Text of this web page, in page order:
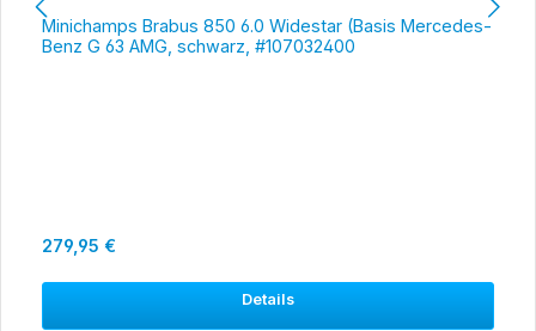
Minichamps Brabus 850 6.0 Widestar (Basis Mercedes-
Benz G 63 AMG, schwarz, #107032400
Regulärer Preis:
279,95 €
Details